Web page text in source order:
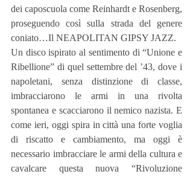
dei caposcuola come Reinhardt e Rosenberg,
proseguendo così sulla strada del genere
coniato…Il NEAPOLITAN GIPSY JAZZ.
Un disco ispirato al sentimento di “Unione e
Ribellione” di quel settembre del ’43, dove i
napoletani, senza distinzione di classe,
imbracciarono le armi in una rivolta
spontanea e scacciarono il nemico nazista. E
come ieri, oggi spira in città una forte voglia
di riscatto e cambiamento, ma oggi è
necessario imbracciare le armi della cultura e
cavalcare questa nuova “Rivoluzione